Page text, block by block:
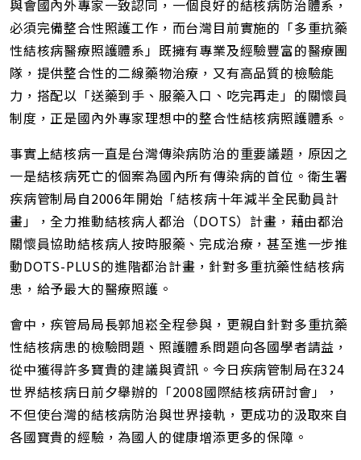
與會國內外專家一致認同，一個良好的結核病防治體系，
必須完備整合性照護工作，而台灣目前實施的「多重抗藥
性結核病醫療照護體系」既擁有專業及經驗豐富的醫療團
隊，提供整合性的二線藥物治療，又有高品質的檢驗能
力，搭配以「送藥到手、服藥入口、吃完再走」的關懷員
制度，正是國內外專家理想中的整合性結核病照護體系。
事實上結核病一直是台灣傳染病防治的重要議題，原因之
一是結核病死亡的個案為國內所有傳染病的首位。衛生署
疾病管制局自2006年開始「結核病十年減半全民動員計
畫」，全力推動結核病人都治（DOTS）計畫，藉由都治
關懷員協助結核病人按時服藥、完成治療，甚至進一步推
動DOTS-PLUS的進階都治計畫，針對多重抗藥性結核病
患，給予最大的醫療照護。
會中，疾管局局長郭旭崧全程參與，更親自針對多重抗藥
性結核病患的檢驗問題、照護體系問題向各國學者請益，
從中獲得許多寶貴的建議與資訊。今日疾病管制局在324
世界結核病日前夕舉辦的「2008國際結核病研討會」，
不但使台灣的結核病防治與世界接軌，更成功的汲取來自
各國寶貴的經驗，為國人的健康增添更多的保障。